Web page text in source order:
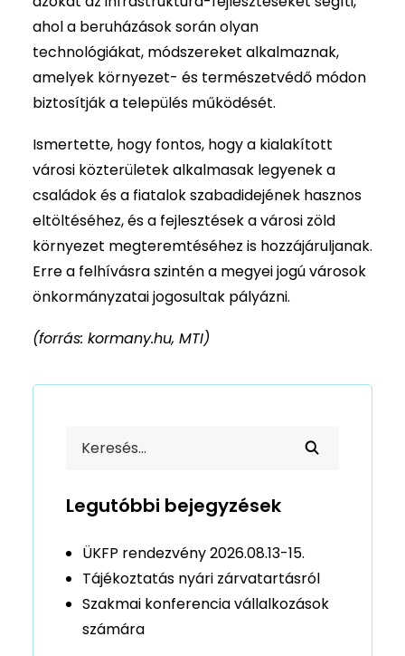
ahol a beruházások során olyan
technológiákat, módszereket alkalmaznak,
amelyek környezet- és természetvédő módon
biztosítják a település működését.
Ismertette, hogy fontos, hogy a kialakított
városi közterületek alkalmasak legyenek a
családok és a fiatalok szabadidejének hasznos
eltöltéséhez, és a fejlesztések a városi zöld
környezet megteremtéséhez is hozzájáruljanak.
Erre a felhívásra szintén a megyei jogú városok
önkormányzatai jogosultak pályázni.
(forrás: kormany.hu, MTI)
Legutóbbi bejegyzések
ÜKFP rendezvény 2026.08.13-15.
Tájékoztatás nyári zárvatartásról
Szakmai konferencia vállalkozások
számára